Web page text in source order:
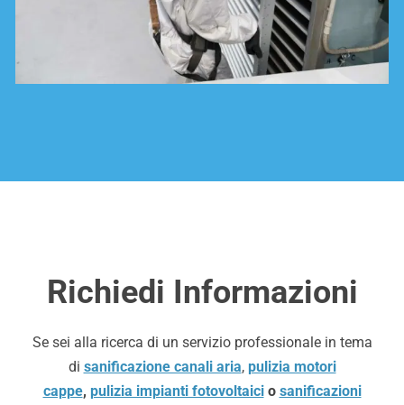
Richiedi Informazioni
Se sei alla ricerca di un servizio professionale in tema
di sanificazione canali aria, pulizia motori
cappe, pulizia impianti fotovoltaicio sanificazioni